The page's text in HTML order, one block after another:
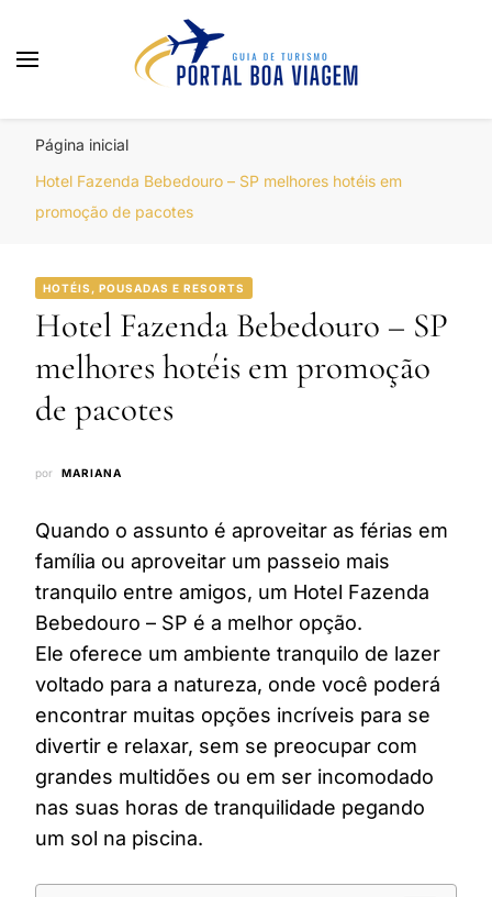
Página inicial
Hotel Fazenda Bebedouro – SP melhores hotéis em
promoção de pacotes
HOTÉIS, POUSADAS E RESORTS
Hotel Fazenda Bebedouro – SP
melhores hotéis em promoção
de pacotes
por MARIANA
Quando o assunto é aproveitar as férias em
família ou aproveitar um passeio mais
tranquilo entre amigos, um Hotel Fazenda
Bebedouro – SP é a melhor opção.
Ele oferece um ambiente tranquilo de lazer
voltado para a natureza, onde você poderá
encontrar muitas opções incríveis para se
divertir e relaxar, sem se preocupar com
grandes multidões ou em ser incomodado
nas suas horas de tranquilidade pegando
um sol na piscina.